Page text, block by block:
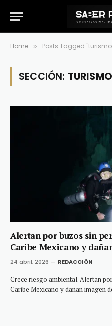
Home » Posts Tagged
SECCIÓN:
Alertan por buzos sin
Caribe Mexicano y
24 abril, 2026 REDACCIÓN
Crece riesgo ambiental. Alertan
Caribe Mexicano y dañan imagen